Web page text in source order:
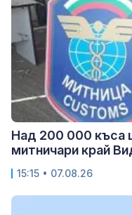
Над 200 000 къса
митничари край
15:15 • 07.08.26